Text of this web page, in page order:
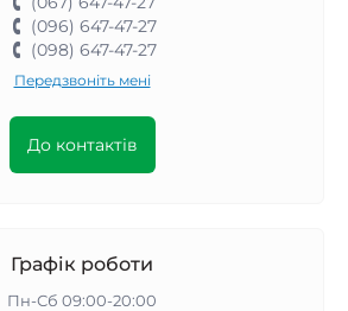
(096) 647-47-27
(098) 647-47-27
Передзвоніть мені
До контактів
Графік роботи
Пн-Сб 09:00-20:00